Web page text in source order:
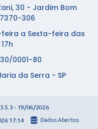
30 - Jardim Bom
306
a Sexta-feira das
0001-80
da Serra - SP
3.5.3 - 19/06/2026
17:14 Dados Abertos